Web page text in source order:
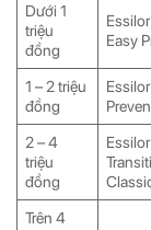
Dưới 1
triệu
đồng
Easy
1 – 2 triệu
đồng
2 – 4
triệu
đồng
Essilor
Trên 4